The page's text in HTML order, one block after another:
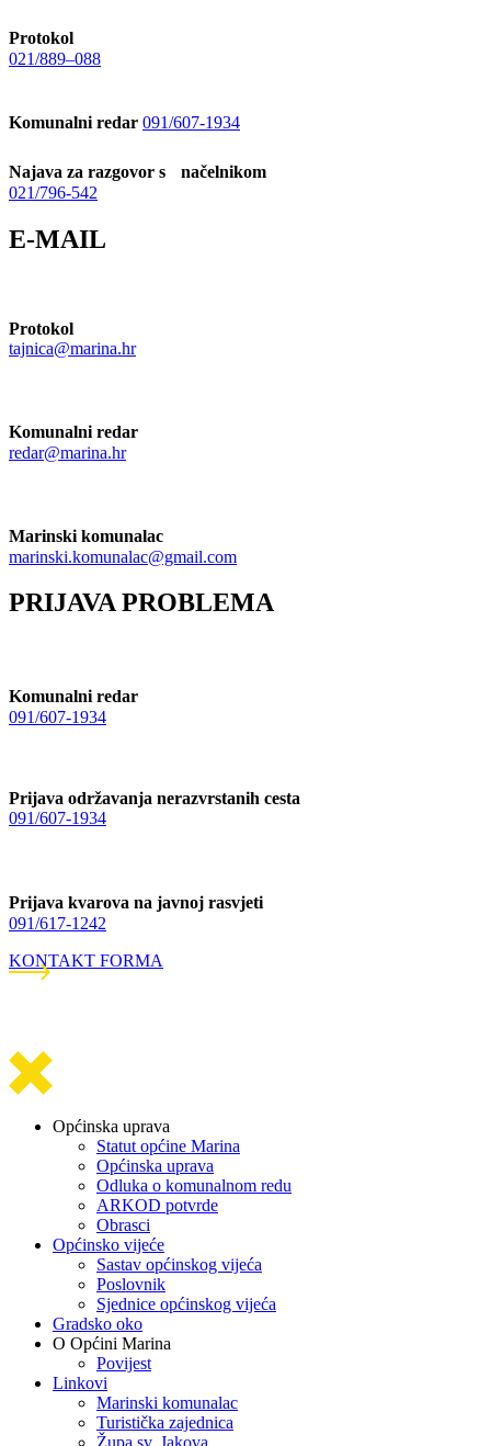
Protokol
021/889–088
Komunalni redar 091/607-1934
Najava za razgovor s načelnikom
021/796-542
E-MAIL
Protokol
tajnica@marina.hr
Komunalni redar
redar@marina.hr
Marinski komunalac
marinski.komunalac@gmail.com
PRIJAVA PROBLEMA
Komunalni redar
091/607-1934
Prijava održavanja nerazvrstanih cesta
091/607-1934
Prijava kvarova na javnoj rasvjeti
091/617-1242
KONTAKT FORMA
Općinska uprava
Statut općine Marina
Općinska uprava
Odluka o komunalnom redu
ARKOD potvrde
Obrasci
Općinsko vijeće
Sastav općinskog vijeća
Poslovnik
Sjednice općinskog vijeća
Gradsko oko
O Općini Marina
Povijest
Linkovi
Marinski komunalac
Turistička zajednica